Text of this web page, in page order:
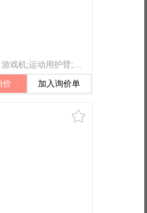
【28类】游戏机;运动用护臂;运动腰带;纸牌;木偶;多米诺骨牌;箭（箭术用）;游戏牌;游戏器具;人造圣诞树;滑板;滑翔伞;跑步机;体育活动用球
价
加入询价单